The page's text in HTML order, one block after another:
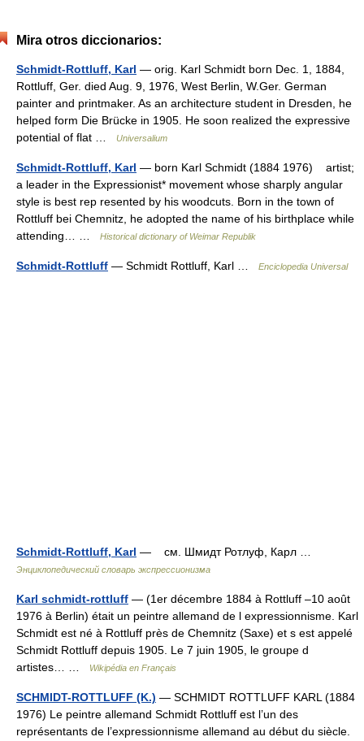
Mira otros diccionarios:
Schmidt-Rottluff, Karl — orig. Karl Schmidt born Dec. 1, 1884,
Rottluff, Ger. died Aug. 9, 1976, West Berlin, W.Ger. German
painter and printmaker. As an architecture student in Dresden, he
helped form Die Brücke in 1905. He soon realized the expressive
potential of flat …
Universalium
Schmidt-Rottluff, Karl — born Karl Schmidt (1884 1976) artist;
a leader in the Expressionist* movement whose sharply angular
style is best rep resented by his woodcuts. Born in the town of
Rottluff bei Chemnitz, he adopted the name of his birthplace while
attending… …
Historical dictionary of Weimar Republik
Schmidt-Rottluff — Schmidt Rottluff, Karl … Enciclopedia Universal
Schmidt-Rottluff, Karl — см. Шмидт Ротлуф, Карл …
Энциклопедический словарь экспрессионизма
Karl schmidt-rottluff — (1er décembre 1884 à Rottluff –10 août
1976 à Berlin) était un peintre allemand de l expressionnisme. Karl
Schmidt est né à Rottluff près de Chemnitz (Saxe) et s est appelé
Schmidt Rottluff depuis 1905. Le 7 juin 1905, le groupe d
artistes… …
Wikipédia en Français
SCHMIDT-ROTTLUFF (K.) — SCHMIDT ROTTLUFF KARL (1884
1976) Le peintre allemand Schmidt Rottluff est l’un des
représentants de l’expressionnisme allemand au début du siècle.